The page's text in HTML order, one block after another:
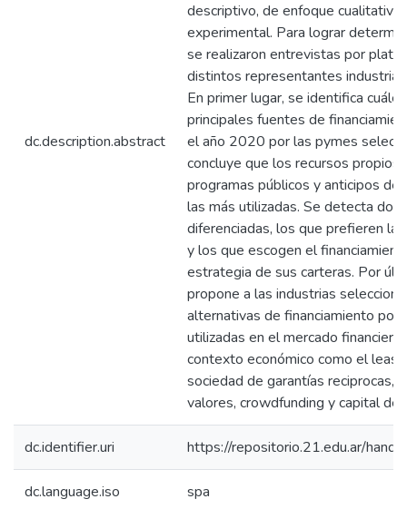
dc.description.abstract
descriptivo, de enfoque cualitativo
experimental. Para lograr
se realizaron entrevistas por
distintos representantes
En primer lugar, se identifica
principales fuentes de
el año 2020 por las pymes
concluye que los recursos
programas públicos y anticipos de
las más utilizadas. Se detecta dos
diferenciadas, los que prefieren la
y los que escogen el
estrategia de sus carteras. Por
propone a las industrias
alternativas de financiamiento
utilizadas en el mercado
contexto económico como el
sociedad de garantías reciprocas,
valores, crowdfunding y capital de
dc.identifier.uri https://repositorio.21.edu.ar/
dc.language.iso spa